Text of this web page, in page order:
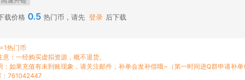
载价格 0.5 热门币，请先 登录 后下载
热门币
意：一经购买虚拟资源，概不退货。
：如果充值有未到账现象，请关注邮件，补单会发补偿哦~（第一时间进Q群申请补单
：761042447